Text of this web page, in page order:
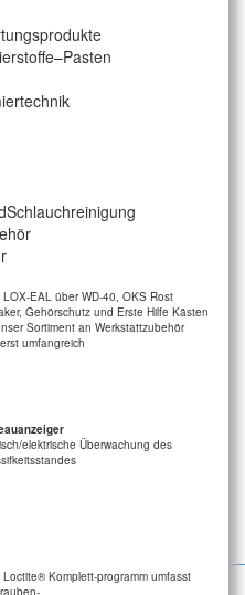
LOX-EAL über WD-40, OKS Rost
Gehörschutz und Erste Hilfe Kästen
Sortiment an Werkstattzubehör
umfangreich
elektrische Überwachung des
Loctite® Komplett-programm umfasst